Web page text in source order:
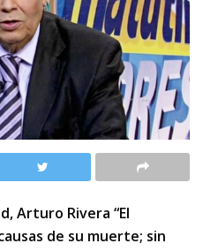
Arturo Rivera “El
de su muerte; sin